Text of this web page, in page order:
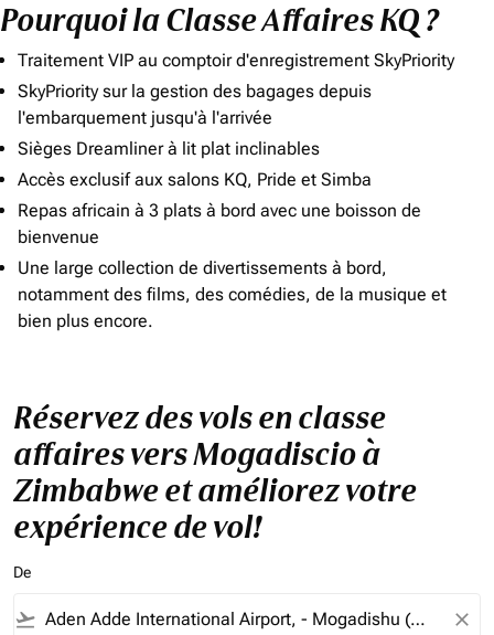
Pourquoi la Classe Affaires KQ ?
Traitement VIP au comptoir d'enregistrement SkyPriority
SkyPriority sur la gestion des bagages depuis
l'embarquement jusqu'à l'arrivée
Sièges Dreamliner à lit plat inclinables
Accès exclusif aux salons KQ, Pride et Simba
Repas africain à 3 plats à bord avec une boisson de
bienvenue
Une large collection de divertissements à bord,
notamment des films, des comédies, de la musique et
bien plus encore.
Réservez des vols en classe
affaires vers Mogadiscio à
Zimbabwe et améliorez votre
expérience de vol!
De
flight_takeoff close